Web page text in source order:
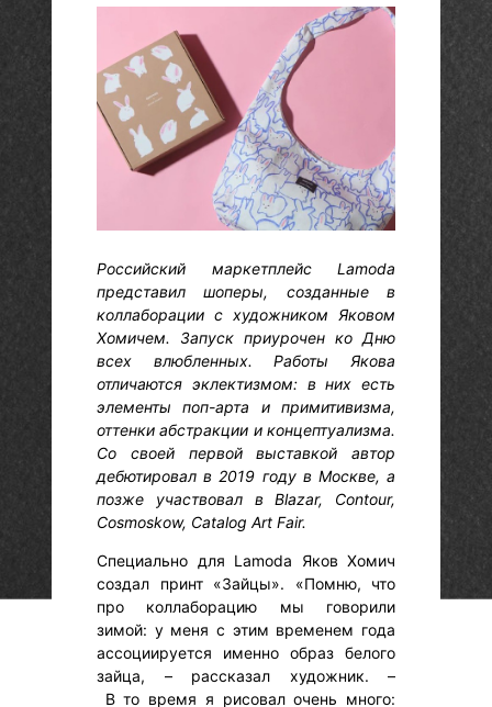
Российский маркетплейс Lamoda
представил шоперы, созданные в
коллаборации с художником Яковом
Хомичем. Запуск приурочен ко Дню
всех влюбленных. Работы Якова
отличаются эклектизмом: в них есть
элементы поп-арта и примитивизма,
оттенки абстракции и концептуализма.
Со своей первой выставкой автор
дебютировал в 2019 году в Москве, а
позже участвовал в Blazar, Contour,
Cosmoskow, Catalog Art Fair.
Специально для Lamoda Яков Хомич
создал принт «Зайцы». «Помню, что
про коллаборацию мы говорили
зимой: у меня с этим временем года
ассоциируется именно образ белого
зайца, – рассказал художник. –
В то время я рисовал очень много: